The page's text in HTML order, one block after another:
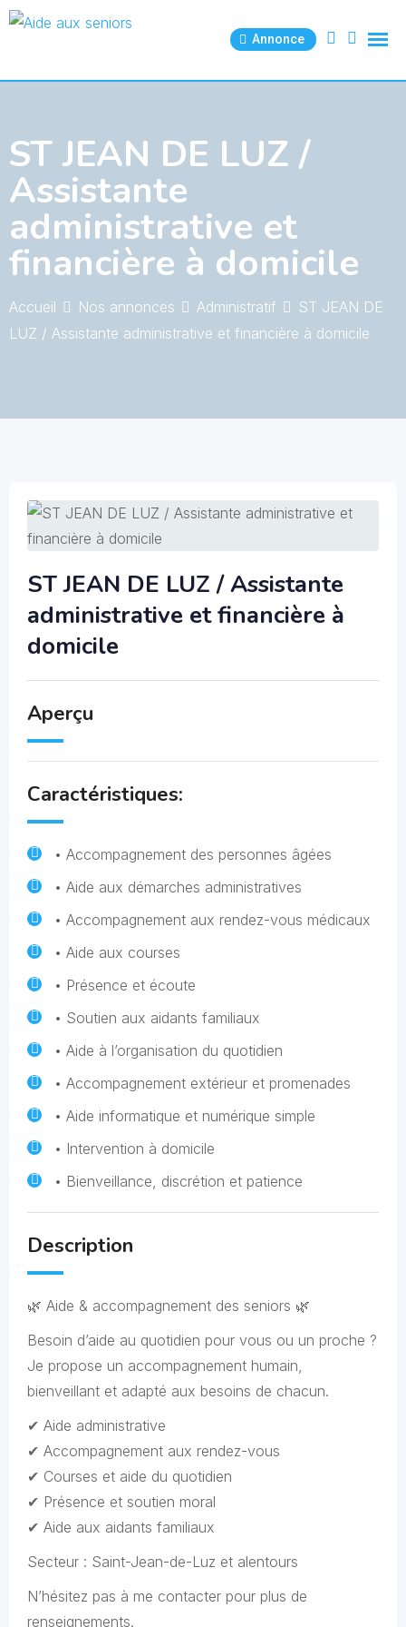
Skip
Annonce
ST JEAN DE LUZ /
Assistante
administrative et
financière à domicile
Accueil Nos annonces Administratif
ST JEAN DE
LUZ / Assistante administrative et financière à domicile
ST JEAN DE LUZ / Assistante
administrative et financière à
domicile
Aperçu
Caractéristiques:
• Accompagnement des personnes âgées
• Aide aux démarches administratives
• Accompagnement aux rendez-vous médicaux
• Aide aux courses
• Présence et écoute
• Soutien aux aidants familiaux
• Aide à l’organisation du quotidien
• Accompagnement extérieur et promenades
• Aide informatique et numérique simple
• Intervention à domicile
• Bienveillance, discrétion et patience
Description
🌿 Aide & accompagnement des seniors 🌿
Besoin d’aide au quotidien pour vous ou un proche ?
Je propose un accompagnement humain,
bienveillant et adapté aux besoins de chacun.
✔ Aide administrative
✔ Accompagnement aux rendez-vous
✔ Courses et aide du quotidien
✔ Présence et soutien moral
✔ Aide aux aidants familiaux
Secteur : Saint-Jean-de-Luz et alentours
N’hésitez pas à me contacter pour plus de
renseignements.